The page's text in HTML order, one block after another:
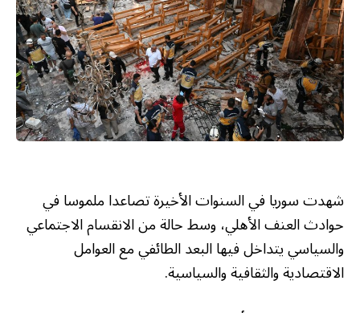
شهدت سوريا في السنوات الأخيرة تصاعدا ملموسا في
حوادث العنف الأهلي، وسط حالة من الانقسام الاجتماعي
والسياسي يتداخل فيها البعد الطائفي مع العوامل
الاقتصادية والثقافية والسياسية.